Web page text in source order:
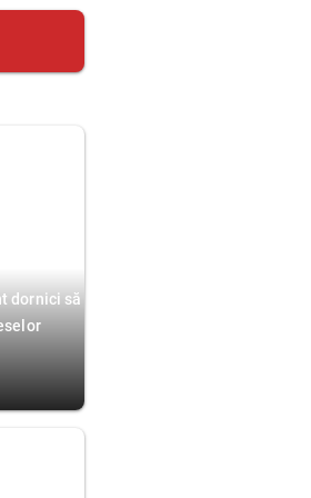
dornici să